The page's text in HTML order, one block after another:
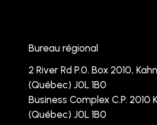
Bureau régional
2 River Rd P.0. Box 2010,
(Québec) J0L 1B0
Business Complex C.P. 2010
(Québec) J0L 1B0